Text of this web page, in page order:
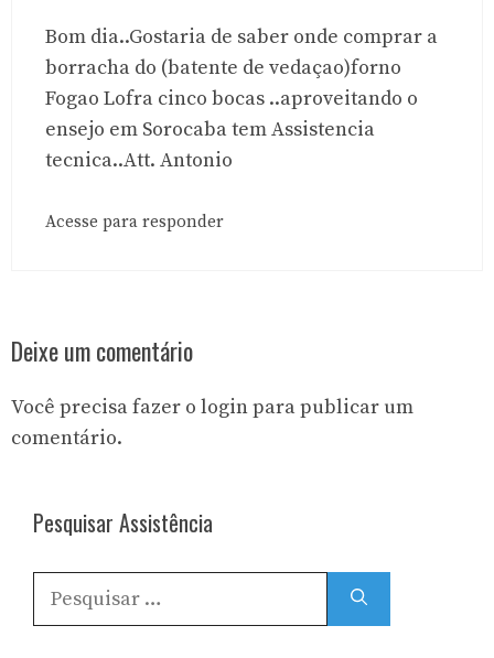
Bom dia..Gostaria de saber onde comprar a
borracha do (batente de vedaçao)forno
Fogao Lofra cinco bocas ..aproveitando o
ensejo em Sorocaba tem Assistencia
tecnica..Att. Antonio
Acesse para responder
Deixe um comentário
Você precisa fazer o loginpara publicar um
comentário.
Pesquisar Assistência
Pesquisar
por: